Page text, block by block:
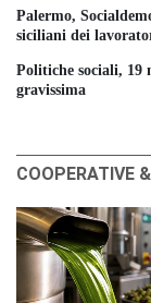
Palermo,
siciliani dei
Politiche sociali, 19
gravissima
COOPERATIVE